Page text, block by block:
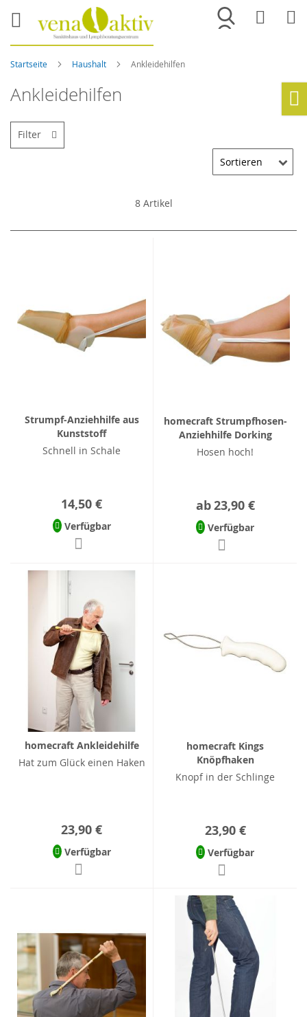
Merkliste
Startseite Haushalt Ankleidehilfen
Ankleidehilfen
8Artikel
Strumpf-Anziehhilfe aus
Kunststoff
Schnell in Schale
14,50 €
Verfügbar
homecraft Strumpfhosen-
Anziehhilfe Dorking
Hosen hoch!
ab23,90 €
Verfügbar
homecraft Ankleidehilfe
Hat zum Glück einen Haken
23,90 €
Verfügbar
homecraft Kings
Knöpfhaken
Knopf in der Schlinge
23,90 €
Verfügbar
Filter